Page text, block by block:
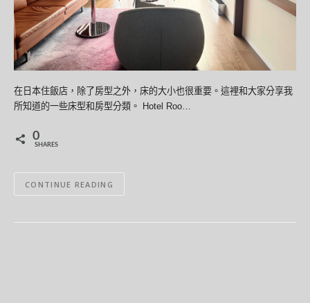
在日本住飯店，除了房型之外，床的大小也很重要。這裡和大家分享我
所知道的一些床型和房型分類。 Hotel Roo…
0
SHARES
CONTINUE READING